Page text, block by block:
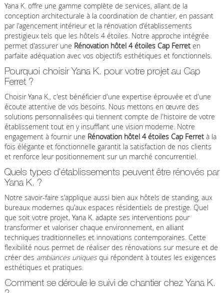
Yana K. offre une gamme complète de services, allant de la
conception architecturale à la coordination de chantier, en passant
par l'agencement intérieur et la rénovation d'établissements
prestigieux tels que les hôtels 4 étoiles. Notre approche intégrée
permet d'assurer une Rénovation hôtel 4 étoiles Cap Ferreten
parfaite adéquation avec vos objectifs esthétiques et fonctionnels.
Pourquoi choisir Yana K. pour votre projet au Cap
Ferret ?
Choisir Yana K., c'est bénéficier d'une expertise éprouvée et d'une
écoute attentive de vos besoins. Nous mettons en œuvre des
solutions personnalisées qui tiennent compte de l'histoire de votre
établissement tout en y insufflant une vision moderne. Notre
engagement à fournir une Rénovation hôtel 4 étoiles Cap Ferretà la
fois élégante et fonctionnelle garantit la satisfaction de nos clients
et renforce leur positionnement sur un marché concurrentiel.
Quels types d'établissements peuvent être rénovés par
Yana K. ?
Notre savoir-faire s'applique aussi bien aux hôtels de standing, aux
bureaux modernes qu'aux espaces résidentiels de prestige. Quel
que soit votre projet, Yana K. adapte ses interventions pour
transformer et valoriser chaque environnement, en alliant
techniques traditionnelles et innovations contemporaines. Cette
flexibilité nous permet de réaliser des rénovations sur mesure et de
créer des ambiances uniquesqui répondent à toutes les exigences
esthétiques et pratiques.
Comment se déroule le suivi de chantier chez Yana K.